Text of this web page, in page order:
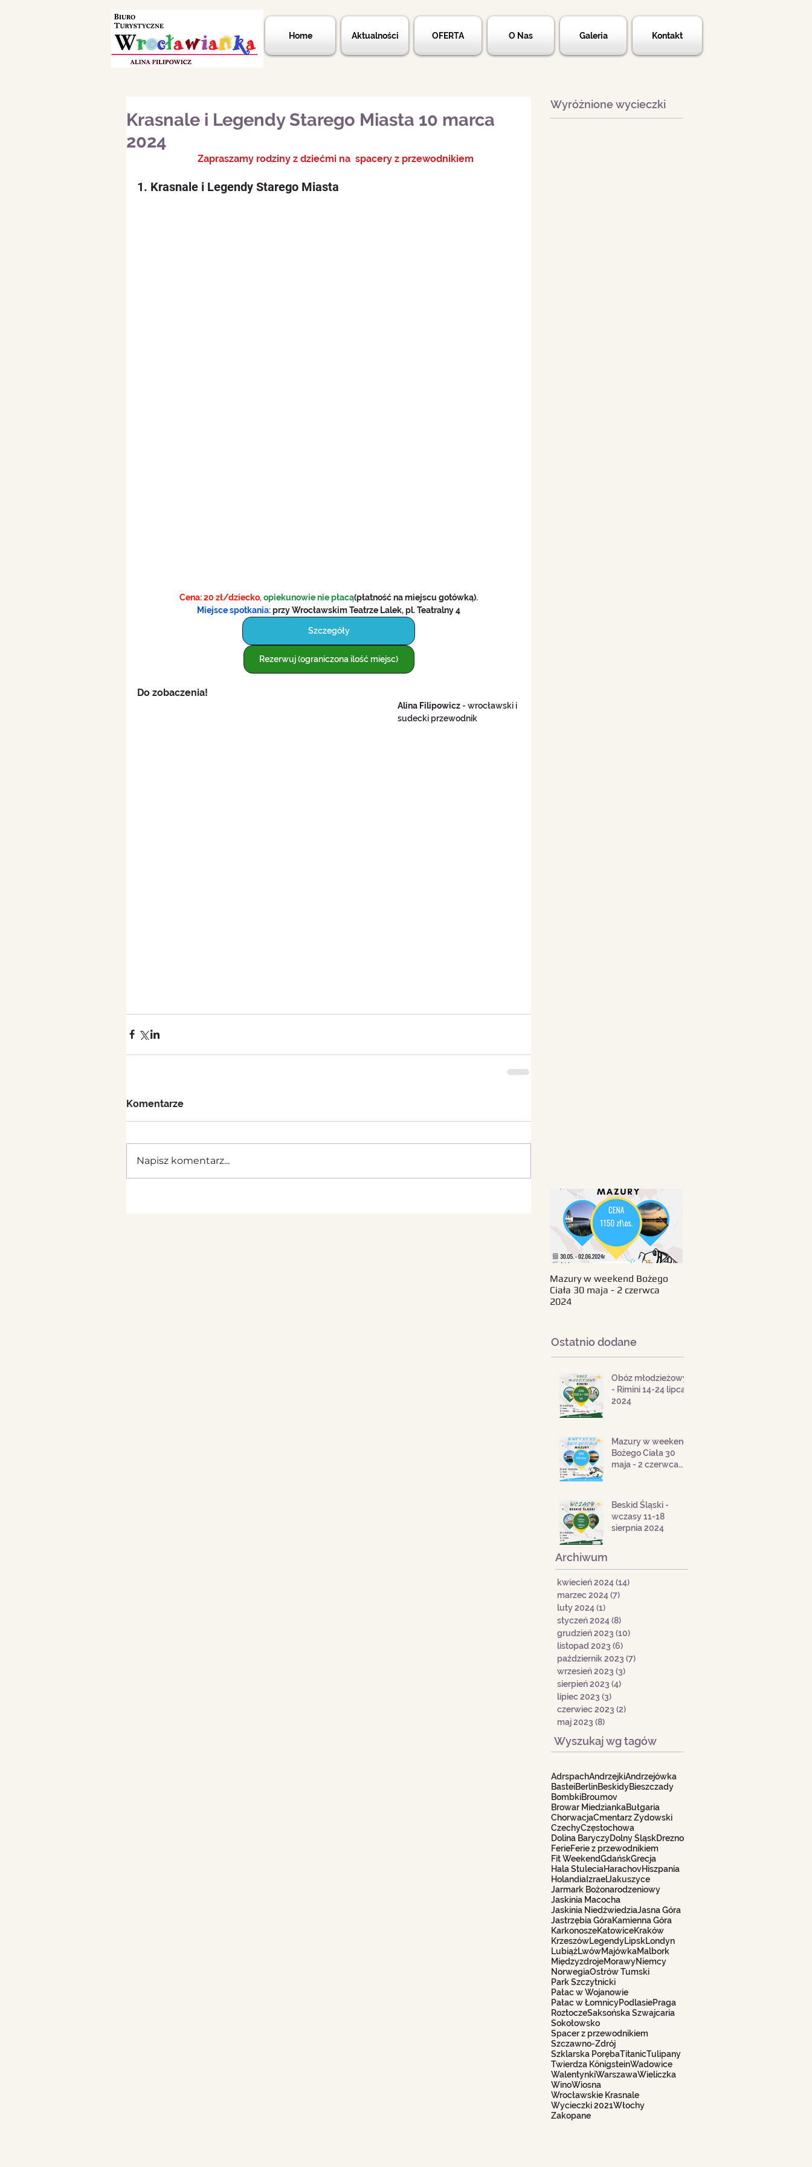
Home Aktualności OFERTA O Nas Galeria Kontakt
Krasnale i Legendy Starego Miasta 10 marca
2024
                         Zapraszamy rodziny z dziećmi na  spacery z przewodnikiem
1. Krasnale i Legendy Starego Miasta
Cena: 20 zł/dziecko, opiekunowie nie płacą(płatność na miejscu gotówką).
Miejsce spotkania: przy Wrocławskim Teatrze Lalek, pl. Teatralny 4
Szczegóły
Rezerwuj (ograniczona ilość miejsc)
Do zobaczenia!
Alina Filipowicz - wrocławski i
sudecki przewodnik
Komentarze
Napisz komentarz...
Wyróżnione wycieczki
Mazury w weekend Bożego
Ciała 30 maja - 2 czerwca
2024
Ostatnio dodane
Obóz młodzieżowy
- Rimini 14-24 lipca
2024
Mazury w weekend
Bożego Ciała 30
maja - 2 czerwca
Beskid Śląski -
wczasy 11-18
sierpnia 2024
Archiwum
kwiecień 2024(14)
marzec 2024(7)
luty 2024(1)
styczeń 2024(8)
grudzień 2023 (10)
listopad 2023 (6)
październik 2023 (7)
wrzesień 2023 (3)
sierpień 2023 (4)
lipiec 2023 (3)
czerwiec 2023 (2)
maj 2023 (8)
Wyszukaj wg tagów
AdrspachAndrzejkiAndrzejówka
BasteiBerlinBeskidyBieszczady
BombkiBroumov
Browar MiedziankaBułgaria
ChorwacjaCmentarz Żydowski
CzechyCzęstochowa
Dolina BaryczyDolny ŚląskDrezno
FerieFerie z przewodnikiem
Fit WeekendGdańskGrecja
Hala StuleciaHarachovHiszpania
Holandia IzraelJakuszyce
Jarmark Bożonarodzeniowy
Jaskinia Macocha
Jaskinia NiedźwiedziaJasna Góra
Jastrzębia GóraKamienna Góra
KarkonoszeKatowiceKraków
KrzeszówLegendyLipskLondyn
LubiążLwówMajówkaMalbork
MiędzyzdrojeMorawyNiemcy
NorwegiaOstrów Tumski
Park Szczytnicki
Pałac w Wojanowie
Pałac w ŁomnicyPodlasiePraga
RoztoczeSaksońska Szwajcaria
Sokołowsko
Spacer z przewodnikiem
Szczawno-Zdrój
Szklarska PorębaTitanicTulipany
Twierdza KönigsteinWadowice
WalentynkiWarszawaWieliczka
WinoWiosna
Wrocławskie Krasnale
Wycieczki 2021Włochy
Zakopane